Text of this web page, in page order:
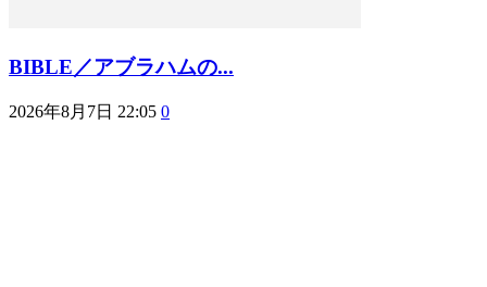
BIBLE／アブラハムの...
2026年8月7日 22:05 0